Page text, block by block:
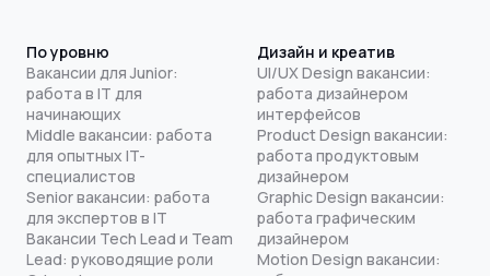
По уровню
Вакансии для Junior:
работа в IT для
начинающих
Middle вакансии: работа
для опытных IT-
специалистов
Senior вакансии: работа
для экспертов в IT
Вакансии Tech Lead и Team
Lead: руководящие роли
Дизайн и креатив
UI/UX Design вакансии:
работа дизайнером
интерфейсов
Product Design вакансии:
работа продуктовым
дизайнером
Graphic Design вакансии:
работа графическим
дизайнером
Motion Design вакансии: